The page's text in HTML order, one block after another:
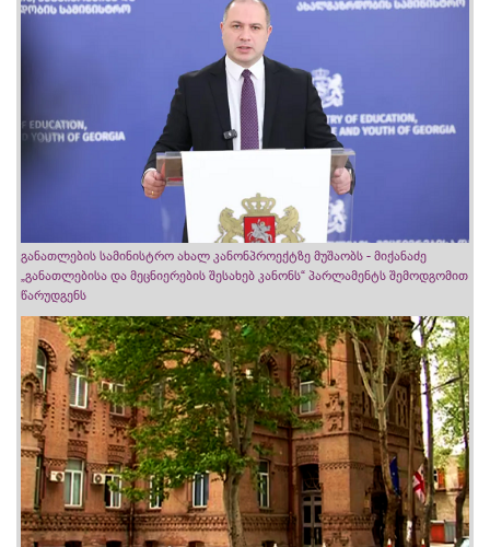
განათლების სამინისტრო ახალ კანონპროექტზე მუშაობს - მიქანაძე
„განათლებისა და მეცნიერების შესახებ კანონს“ პარლამენტს შემოდგომით
წარუდგენს